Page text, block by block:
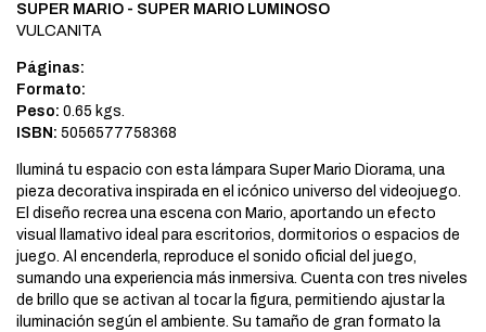
SUPER MARIO - SUPER MARIO LUMINOSO
VULCANITA
Páginas:
Formato:
Peso: 0.65 kgs.
ISBN: 5056577758368
Iluminá tu espacio con esta lámpara Super Mario Diorama, una
pieza decorativa inspirada en el icónico universo del videojuego.
El diseño recrea una escena con Mario, aportando un efecto
visual llamativo ideal para escritorios, dormitorios o espacios de
juego. Al encenderla, reproduce el sonido oficial del juego,
sumando una experiencia más inmersiva. Cuenta con tres niveles
de brillo que se activan al tocar la figura, permitiendo ajustar la
iluminación según el ambiente. Su tamaño de gran formato la